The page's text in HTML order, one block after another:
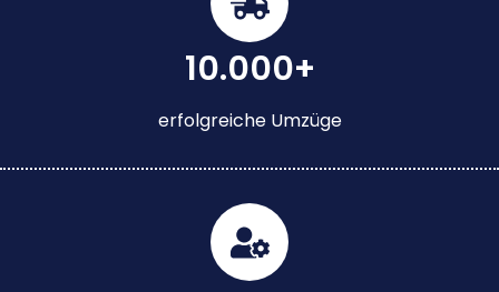
10.000+
erfolgreiche Umzüge